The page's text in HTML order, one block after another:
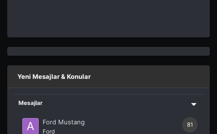
Yeni Mesajlar & Konular
Mesajlar
81
Ford Mustang
Ford